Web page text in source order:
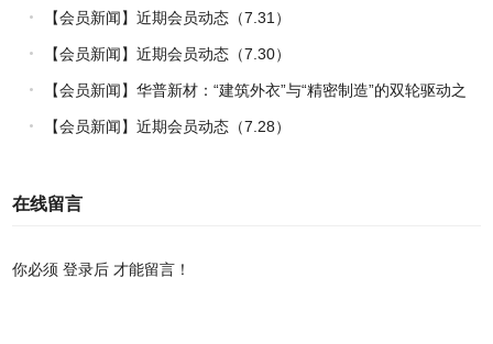
【会员新闻】近期会员动态（7.31）
【会员新闻】近期会员动态（7.30）
【会员新闻】华普新材：“建筑外衣”与“精密制造”的双轮驱动之
路
【会员新闻】近期会员动态（7.28）
在线留言
你必须登录后 才能留言！